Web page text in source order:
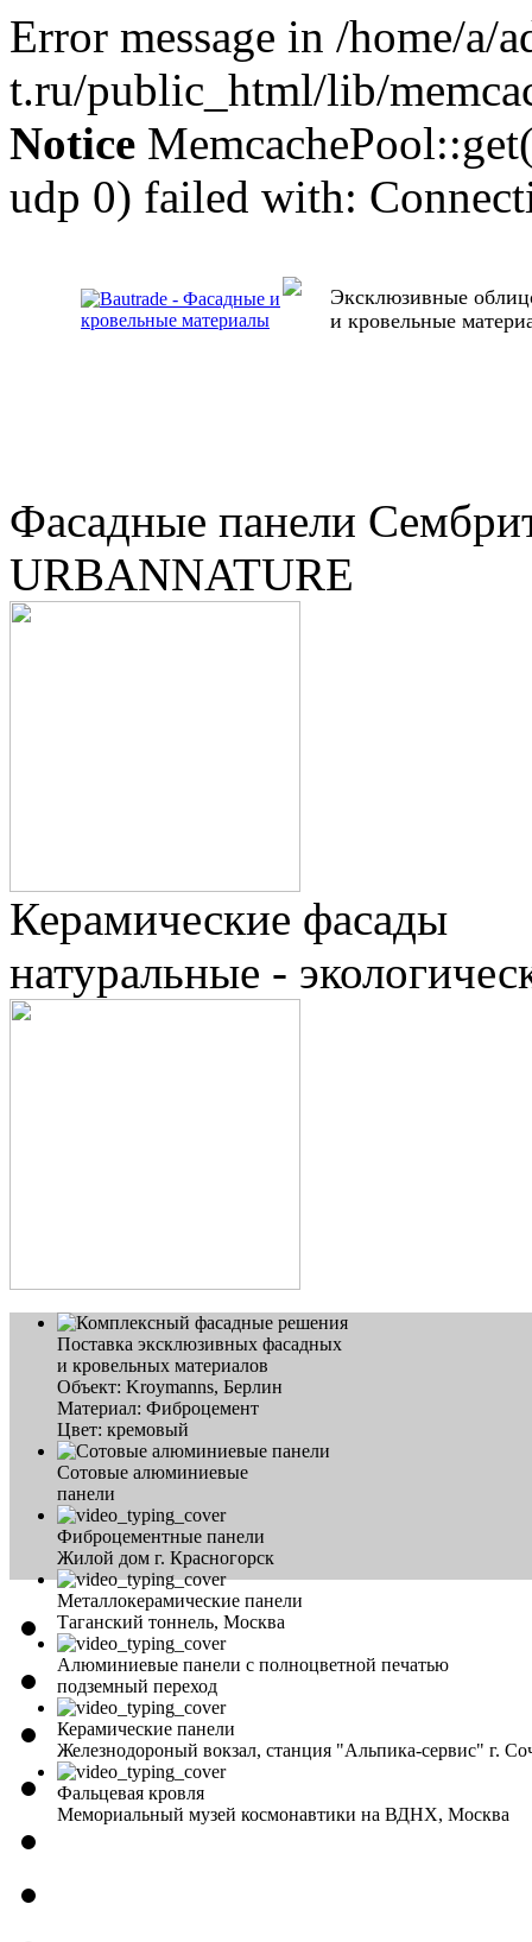
Error message in /home/a/
t.ru/public_html/lib/
Notice
udp 0) failed with:
Эксклюзивные
и кровельные
Фасадные панели
URBANNATURE
Керамические фасады
натуральные -
Поставка эксклюзивных фасадных
и кровельных материалов
Объект: Kroymanns, Берлин
Материал: Фиброцемент
Цвет: кремовый
Сотовые алюминиевые
панели
Фиброцементные панели
Жилой дом г. Красногорск
Металлокерамические панели
Таганский тоннель, Москва
Алюминиевые панели с полноцветной печатью
подземный переход
Керамические панели
Железнодороный вокзал, станция "Альпика-сервис" г.
Фальцевая кровля
Мемориальный музей космонавтики на ВДНХ, Москва